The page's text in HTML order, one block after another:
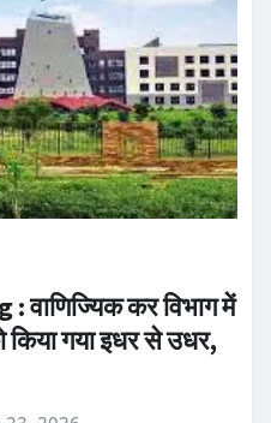
वाणिज्यिक कर विभाग में
किया गया इधर से उधर,